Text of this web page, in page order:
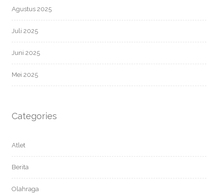
Agustus 2025
Juli 2025
Juni 2025
Mei 2025
Categories
Atlet
Berita
Olahraga